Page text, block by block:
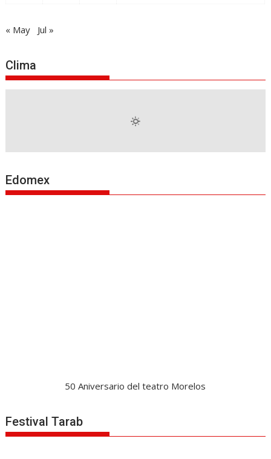
« May Jul »
Clima
Edomex
50 Aniversario del teatro Morelos
Festival Tarab